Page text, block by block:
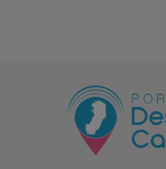
Termos de Uso e